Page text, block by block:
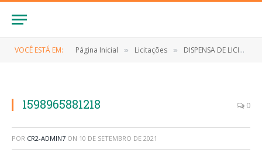
VOCÊ ESTÁ EM: Página Inicial » Licitações » DISPENSA DE LICITAÇÃO Nº 029/2020 (CONTRATAÇÃO DE EMPRESA PARA PRESTAÇÃO DE SERVIÇOS DE DESINFECÇÃO E HIGIENIZAÇÃO)
1598965881218 0
POR CR2-ADMIN7 ON 10 DE SETEMBRO DE 2021